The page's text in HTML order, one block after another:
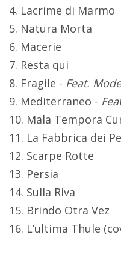
4. Lacrime di Marmo
5. Natura Morta
6. Macerie
7. Resta qui
8. Fragile - Feat.
9. Mediterraneo -
10. Mala Tempora
11. La Fabbrica dei
12. Scarpe Rotte
13. Persia
14. Sulla Riva
15. Brindo Otra Vez
16. L’ultima Thule